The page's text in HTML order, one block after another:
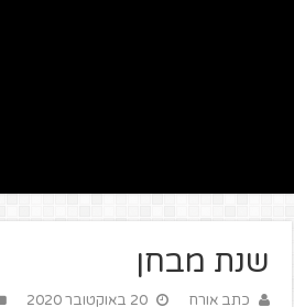
שנת מבחן
כתב אורח 20 באוקטובר 2020